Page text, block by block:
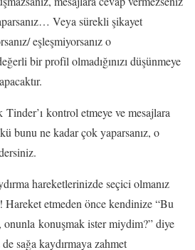
Veya sürekli şikayet
eşleşmiyorsanız o
bir profil olmadığınızı düşünmeye
kontrol etmeye ve mesajlara
bunu ne kadar çok yaparsanız, o
hareketlerinizde seçici olmanız
Hareket etmeden önce kendinize “Bu
onunla konuşmak ister miydim?” diye
sağa kaydırmaya zahmet